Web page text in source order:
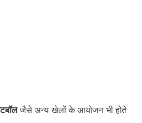
जैसे अन्य खेलों के आयोजन भी होते